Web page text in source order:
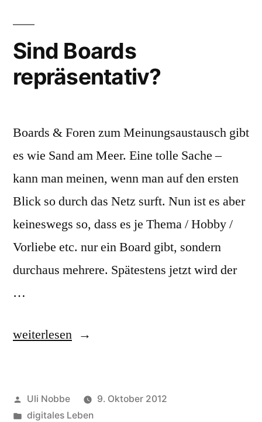
Sind Boards
repräsentativ?
Boards & Foren zum Meinungsaustausch gibt
es wie Sand am Meer. Eine tolle Sache –
kann man meinen, wenn man auf den ersten
Blick so durch das Netz surft. Nun ist es aber
keineswegs so, dass es je Thema / Hobby /
Vorliebe etc. nur ein Board gibt, sondern
durchaus mehrere. Spätestens jetzt wird der
…
„Sind
weiterlesen
Veröffentlicht
von
Uli Nobbe
9. Oktober 2012
Veröffentlicht
digitales Leben